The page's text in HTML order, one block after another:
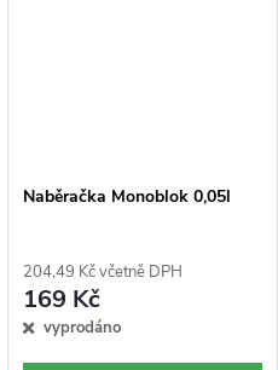
Naběračka Monoblok 0,05l
204,49 Kč včetně DPH
169 Kč
vyprodáno